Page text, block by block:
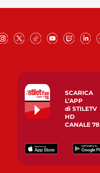
SCARICA
L’APP
di STILETV
HD
CANALE 78